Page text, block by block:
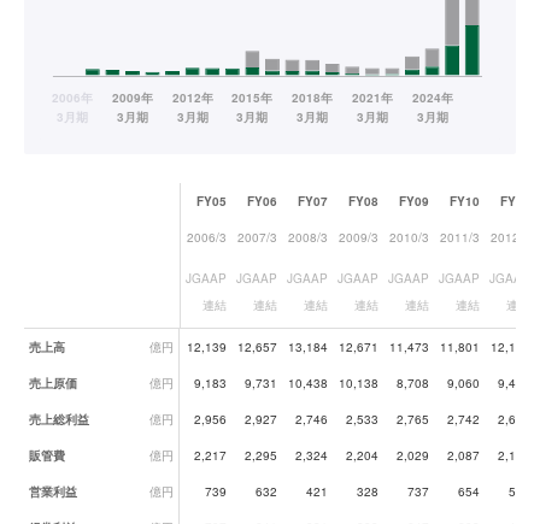
業績データ一覧
FY05 FY06 FY07 FY08 FY09 FY10 FY11
2006/3 2007/3 2008/3 2009/3 2010/3 2011/3 2012/3
JGAAP
連結
JGAAP
連結
JGAAP
連結
JGAAP
連結
JGAAP
連結
JGAAP
連結
JGAAP
連結
売上高 億円 12,139 12,657 13,184 12,671 11,473 11,801 12,129
売上原価 億円 9,183 9,731 10,438 10,138 8,708 9,060 9,460
売上総利益 億円 2,956 2,927 2,746 2,533 2,765 2,742 2,669
販管費 億円 2,217 2,295 2,324 2,204 2,029 2,087 2,131
営業利益 億円 739 632 421 328 737 654 538